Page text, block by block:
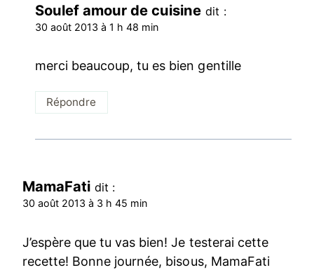
Soulef amour de cuisine dit :
30 août 2013 à 1 h 48 min
merci beaucoup, tu es bien gentille
Répondre
MamaFati dit :
30 août 2013 à 3 h 45 min
J’espère que tu vas bien! Je testerai cette
recette! Bonne journée, bisous, MamaFati